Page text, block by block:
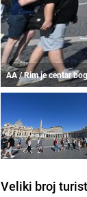
AA / Rim je centar
Veliki broj